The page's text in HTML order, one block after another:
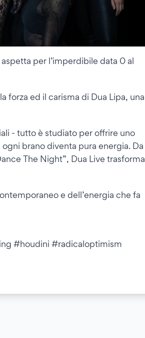
per l’imperdibile data 0 al
forza ed il carisma di Dua Lipa, una
- tutto è studiato per oﬀrire uno
brano diventa pura energia. Da
The Night”, Dua Live trasforma
e dell’energia che fa
#houdini #radicaloptimism